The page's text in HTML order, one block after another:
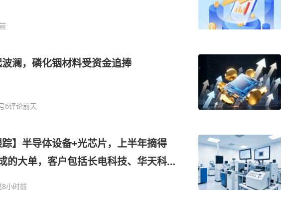
澜，磷化铟材料受资金追捧
6评论前天
踪】半导体设备+光芯片，上半年摘得
的大单，客户包括长电科技、华天科
8小时前